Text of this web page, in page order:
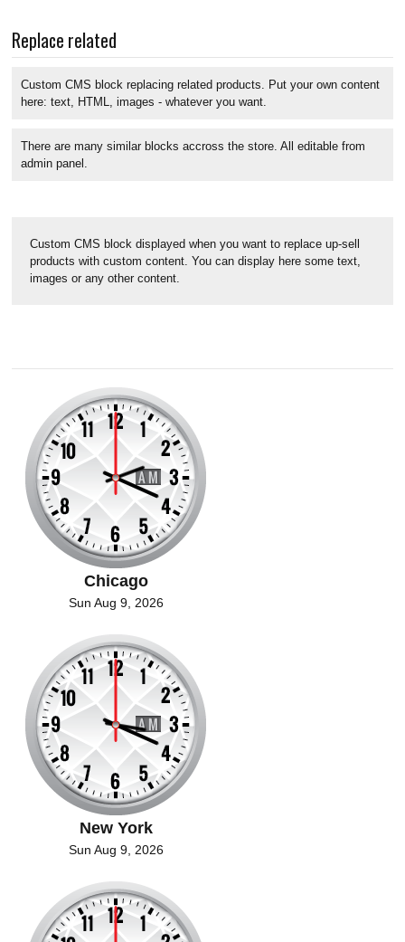
Replace related
Custom CMS block replacing related products. Put your own content
here: text, HTML, images - whatever you want.
There are many similar blocks accross the store. All editable from
admin panel.
Custom CMS block displayed when you want to replace up-sell
products with custom content. You can display here some text,
images or any other content.
Chicago
Sun Aug 9, 2026
New York
Sun Aug 9, 2026